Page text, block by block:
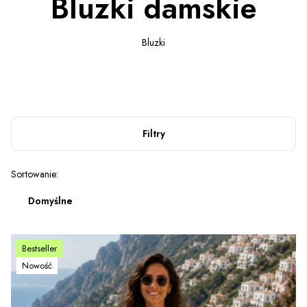
Bluzki
Filtry
Lista produktów
Sortowanie:
Domyślne
Bestseller
Nowość